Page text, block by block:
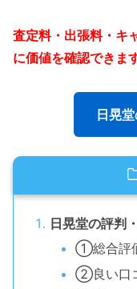
査定料・出張料・キ
に価値を確認できま
日晃
日晃堂の評判
①総合評
②良い口